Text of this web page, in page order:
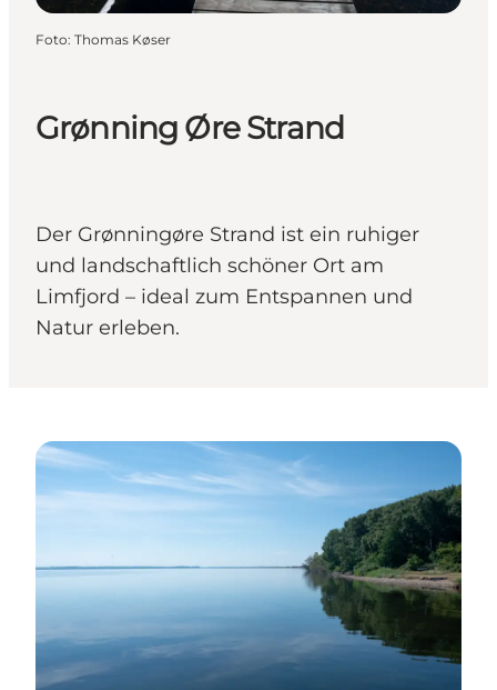
Grønning Øre Strand
Der Grønningøre Strand ist ein ruhiger
und landschaftlich schöner Ort am
Limfjord – ideal zum Entspannen und
Natur erleben.
Foto: Thomas Køser